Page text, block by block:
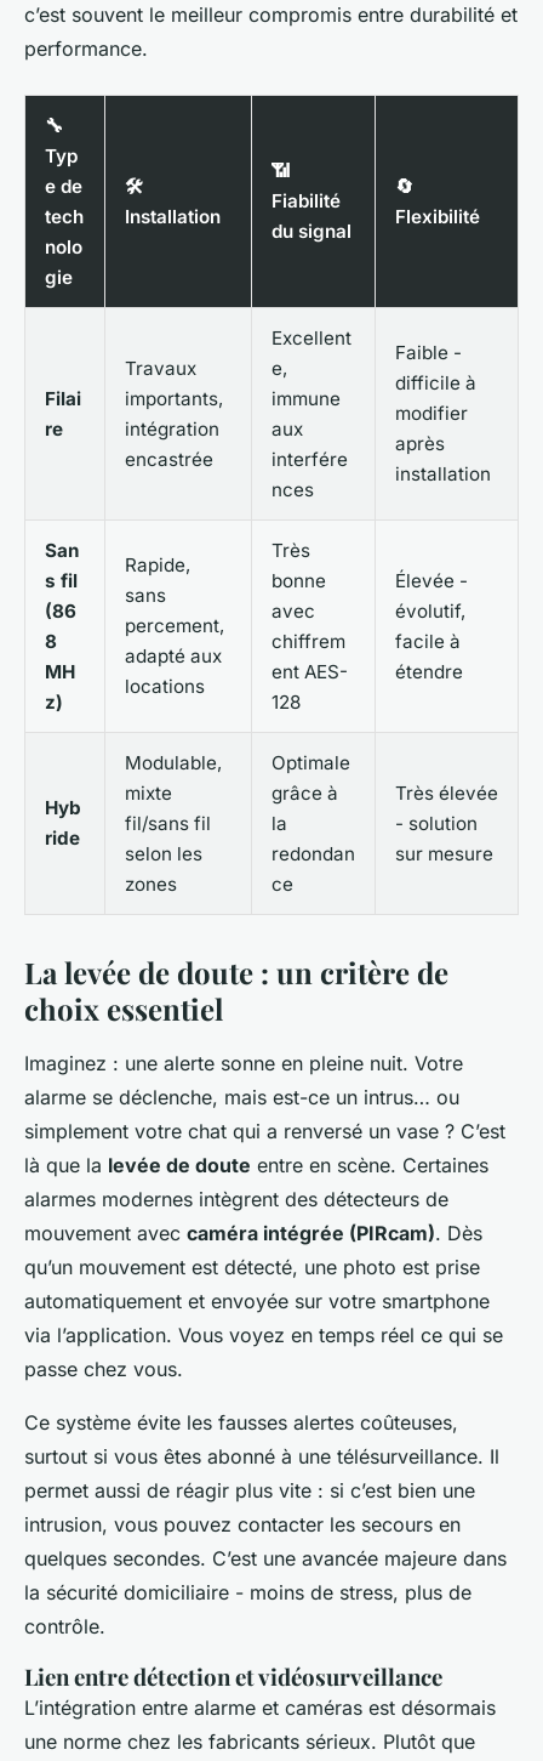
c’est souvent le meilleur compromis entre durabilité et
performance.
🔧
Typ
e de
tech
nolo
gie
🛠️
Installation
📶
Fiabilité
du signal
🔄
Flexibilité
Filai
re
Travaux
importants,
intégration
encastrée
Excellent
e,
immune
aux
interfére
nces
Faible -
difficile à
modifier
après
installation
San
s fil
(86
8
MH
z)
Rapide,
sans
percement,
adapté aux
locations
Très
bonne
avec
chiffrem
ent AES-
128
Élevée -
évolutif,
facile à
étendre
Hyb
ride
Modulable,
mixte
fil/sans fil
selon les
zones
Optimale
grâce à
la
redondan
ce
Très élevée
- solution
sur mesure
La levée de doute : un critère de
choix essentiel
Imaginez : une alerte sonne en pleine nuit. Votre
alarme se déclenche, mais est-ce un intrus… ou
simplement votre chat qui a renversé un vase ? C’est
là que la levée de doute entre en scène. Certaines
alarmes modernes intègrent des détecteurs de
mouvement avec caméra intégrée (PIRcam). Dès
qu’un mouvement est détecté, une photo est prise
automatiquement et envoyée sur votre smartphone
via l’application. Vous voyez en temps réel ce qui se
passe chez vous.
Ce système évite les fausses alertes coûteuses,
surtout si vous êtes abonné à une télésurveillance. Il
permet aussi de réagir plus vite : si c’est bien une
intrusion, vous pouvez contacter les secours en
quelques secondes. C’est une avancée majeure dans
la sécurité domiciliaire - moins de stress, plus de
contrôle.
Lien entre détection et vidéosurveillance
L’intégration entre alarme et caméras est désormais
une norme chez les fabricants sérieux. Plutôt que